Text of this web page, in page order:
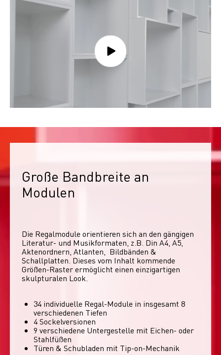
Große Bandbreite an
Modulen
Die Regalmodule orientieren sich an den gängigen
Literatur- und Musikformaten, z.B. Din A4, A5,
Aktenordnern, Atlanten,  Bildbänden &
Schallplatten. Dieses vom Inhalt kommende
Größen-Raster ermöglicht einen einzigartigen
skulpturalen Look.
34 individuelle Regal-Module​ in insgesamt 8
verschiedenen Tiefen
4 Sockelversionen​
9 verschiedene Untergestelle mit Eichen- oder
Stahlfüßen
Türen & Schubladen mit Tip-on-Mechanik